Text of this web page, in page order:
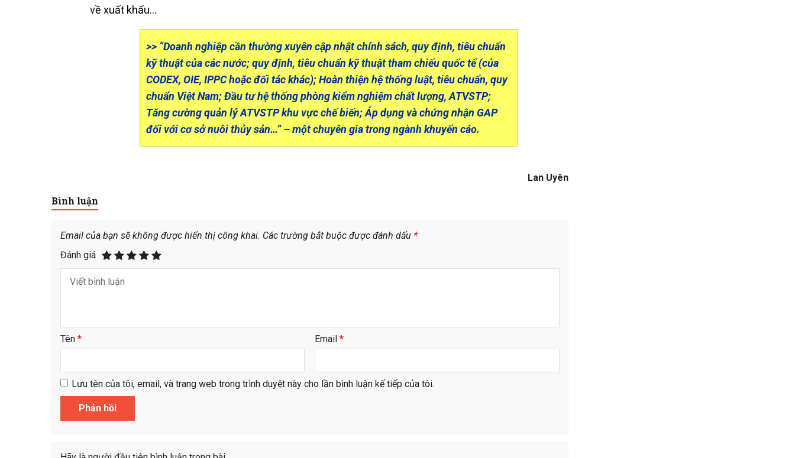
về xuất khẩu…
>> “Doanh nghiệp cần thường xuyên cập nhật chính sách, quy định, tiêu chuẩn
kỹ thuật của các nước; quy định, tiêu chuẩn kỹ thuật tham chiếu quốc tế (của
CODEX, OIE, IPPC hoặc đối tác khác); Hoàn thiện hệ thống luật, tiêu chuẩn, quy
chuẩn Việt Nam; Đầu tư hệ thống phòng kiểm nghiệm chất lượng, ATVSTP;
Tăng cường quản lý ATVSTP khu vực chế biến; Áp dụng và chứng nhận GAP
đối với cơ sở nuôi thủy sản…” – một chuyên gia trong ngành khuyến cáo.
Lan Uyên
Bình luận
Email của bạn sẽ không được hiển thị công khai. Các trường bắt buộc được đánh dấu *
Đánh giá
Tên * Email*
Lưu tên của tôi, email, và trang web trong trình duyệt này cho lần bình luận kế tiếp của tôi.